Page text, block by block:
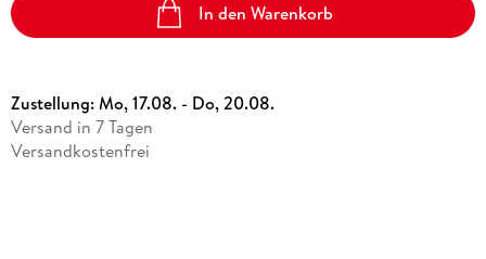
In den Warenkorb
Zustellung:Mo, 17.08. - Do, 20.08.
Versand in 7 Tagen
Versandkostenfrei